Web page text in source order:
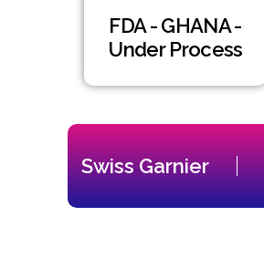
FDA - GHANA -
Under Process
Swiss Garnier